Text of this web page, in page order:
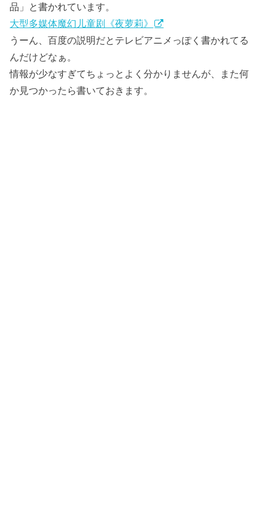
品」と書かれています。
大型多媒体魔幻儿童剧《夜萝莉》
うーん、百度の説明だとテレビアニメっぽく書かれてる
んだけどなぁ。
情報が少なすぎてちょっとよく分かりませんが、また何
か見つかったら書いておきます。